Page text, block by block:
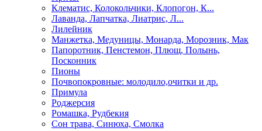
Клематис, Колокольчики, Клопогон, К...
Лаванда, Лапчатка, Лиатрис, Л...
Лилейник
Манжетка, Медуницы, Монарда, Морозник, Мак
Папоротник, Пенстемон, Плющ, Полынь,
Посконник
Пионы
Почвопокровные: молодило,очитки и др.
Примула
Роджерсия
Ромашка, Рудбекия
Сон трава, Синюха, Смолка